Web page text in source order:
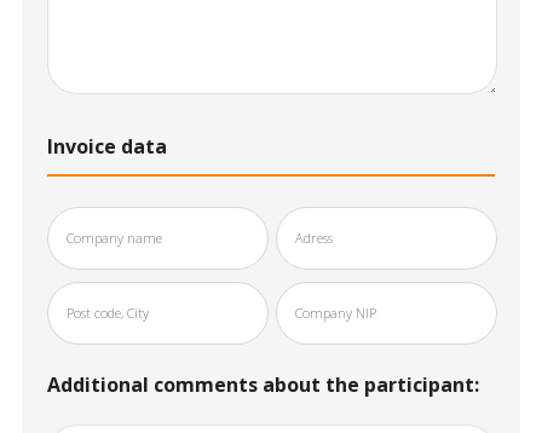
Invoice data
Additional comments about the participant: